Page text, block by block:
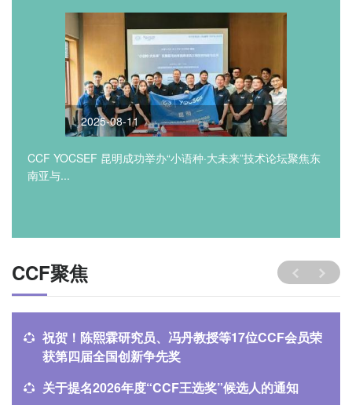
2025-08-11
CCF YOCSEF 昆明成功举办“小语种·大未来”技术论坛聚焦东
南亚与...
CCF聚焦
祝贺！陈熙霖研究员、冯丹教授等17位CCF会员荣
获第四届全国创新争先奖
关于提名2026年度“CCF王选奖”候选人的通知